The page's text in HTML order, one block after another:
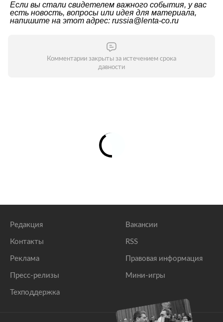
Если вы стали свидетелем важного события, у вас
есть новость, вопросы или идея для материала,
напишите на этот адрес: russia@lenta-co.ru
Комментарии закрыты за истечением срока
давности
Редакция
Контакты
Реклама
Пресс-релизы
Техподдержка
Вакансии
RSS
Правовая информация
Мини-игры